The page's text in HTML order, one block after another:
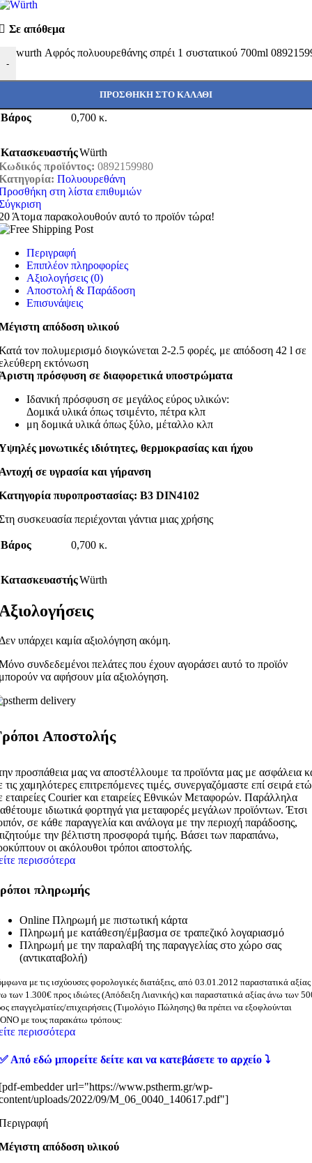
Σε απόθεμα
-
wurth Αφρός πολυουρεθάνης σπρέι 1 συστατικού 700ml
ΠΡΟΣΘΉΚΗ ΣΤΟ ΚΑΛΆΘΙ
Βάρος 0,700 κ.
ΚατασκευαστήςWürth
προϊόντος: 0892159980
Πολυουρεθάνη
στη λίστα επιθυμιών
Άτομα παρακολουθούν αυτό το προϊόν τώρα!
Περιγραφή
Επιπλέον πληροφορίες
Αξιολογήσεις (0)
Αποστολή & Παράδοση
Επισυνάψεις
απόδοση υλικού
τον πολυμερισμό διογκώνεται 2-2.5 φορές, με απόδοση 42 l σε
εκτόνωση
πρόσφυση σε διαφορετικά υποστρώματα
Ιδανική πρόσφυση σε μεγάλος εύρος υλικών:
Δομικά υλικά όπως τσιμέντο, πέτρα κλπ
μη δομικά υλικά όπως ξύλο, μέταλλο κλπ
μονωτικές ιδιότητες, θερμοκρασίας και ήχου
σε υγρασία και γήρανση
πυροπροστασίας: B3 DIN4102
συσκευασία περιέχονται γάντια μιας χρήσης
Βάρος 0,700 κ.
ΚατασκευαστήςWürth
υπάρχει καμία αξιολόγηση ακόμη.
συνδεδεμένοι πελάτες που έχουν αγοράσει αυτό το προϊόν
να αφήσουν μία αξιολόγηση.
Αποστολής
προσπάθεια μας να αποστέλλουμε τα προϊόντα μας με ασφάλεια
τις χαμηλότερες επιτρεπόμενες τιμές, συνεργαζόμαστε επί σειρά
εταιρείες Courier και εταιρείες Εθνικών Μεταφορών. Παράλληλα
ιδιωτικά φορτηγά για μεταφορές μεγάλων προϊόντων. Έτσι
σε κάθε παραγγελία και ανάλογα με την περιοχή παράδοσης,
την βέλτιστη προσφορά τιμής. Βάσει των παραπάνω,
οι ακόλουθοι τρόποι αποστολής.
περισσότερα
πληρωμής
Online Πληρωμή με πιστωτική κάρτα
Πληρωμή με κατάθεση/έμβασμα σε τραπεζικό λογαριασμό
Πληρωμή με την παραλαβή της παραγγελίας στο χώρο σας
(αντικαταβολή)
με τις ισχύουσες φορολογικές διατάξεις, από 03.01.2012 παραστατικά αξίας
των 1.300€ προς ιδιώτες (Απόδειξη Λιανικής) και παραστατικά αξίας άνω των
επαγγελματίες/επιχειρήσεις (Τιμολόγιο Πώλησης) θα πρέπει να εξοφλούνται
με τους παρακάτω τρόπους:
περισσότερα
Από εδώ μπορείτε δείτε και να κατεβάσετε το αρχείο ⤵️
embedder url="https://www.pstherm.gr/wp-
uploads/2022/09/M_06_0040_140617.pdf"]
απόδοση υλικού